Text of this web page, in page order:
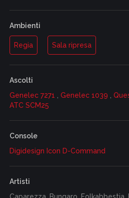
Ambienti
Regia Sala ripresa
Ascolti
Genelec 7271 , Genelec 1039 ,
ATC SCM25
Console
Digidesign Icon D-Command
Artisti